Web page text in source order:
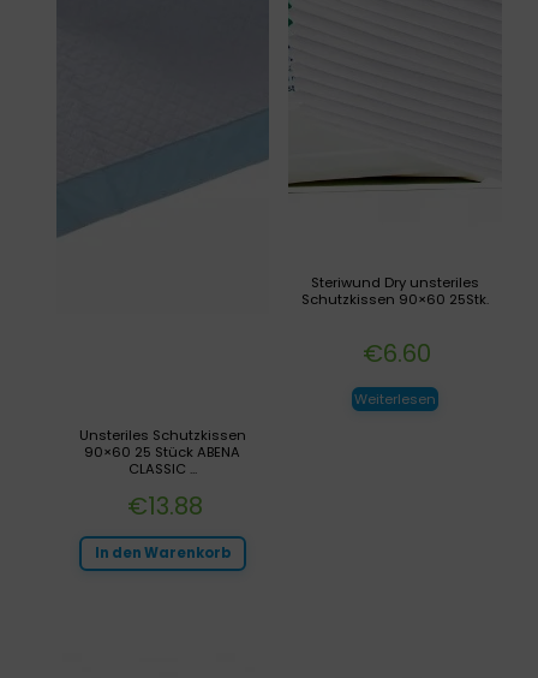
Steriwund Dry unsteriles
Schutzkissen 90×60 25Stk.
€6.60
Weiterlesen
Unsteriles Schutzkissen
90×60 25 Stück ABENA
CLASSIC ...
€13.88
In den Warenkorb